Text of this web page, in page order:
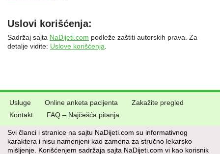
Uslovi korišćenja:
Sadržaj sajta NaDijeti.com podleže zaštiti autorskih prava. Za
detalje vidite: Uslove korišćenja.
Usluge Online anketa pacijenta
Zakažite pregled
Kontakt
FAQ – Najčešća pitanja
Svi članci i stranice na sajtu NaDijeti.com su informativnog
karaktera i nisu namenjeni kao zamena za stručno lekarsko
mišljenje. Korišćenjem sadržaja sajta NaDijeti.com vi kao korisnik